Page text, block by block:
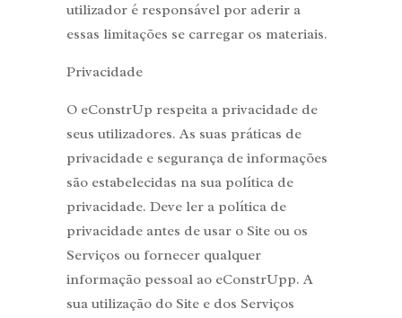
utilizador é responsável por aderir a
essas limitações se carregar os materiais.
Privacidade
O eConstrUp respeita a privacidade de
seus utilizadores. As suas práticas de
privacidade e segurança de informações
são estabelecidas na sua política de
privacidade. Deve ler a política de
privacidade antes de usar o Site ou os
Serviços ou fornecer qualquer
informação pessoal ao eConstrUpp. A
sua utilização do Site e dos Serviços